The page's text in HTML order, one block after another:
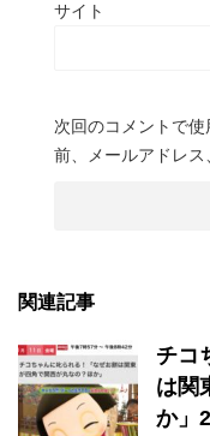
サイト
次回のコメントで
前、メールアドレス
関連記事
チコ
は関
か」